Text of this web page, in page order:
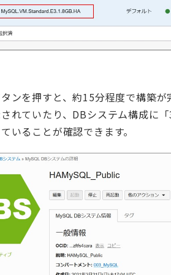
ンを押すと、約15分程度で構築
れていたり、DBシステム構成に
いることが確認できます。